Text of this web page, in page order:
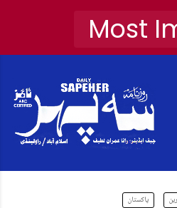
پاکستان
Most